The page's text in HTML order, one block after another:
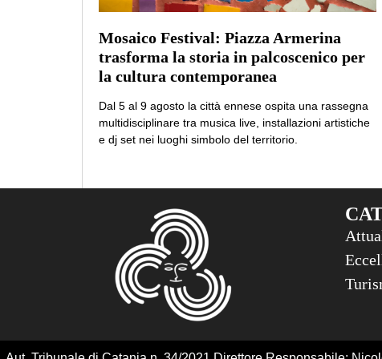
Mosaico Festival: Piazza Armerina
trasforma la storia in palcoscenico per
la cultura contemporanea
Dal 5 al 9 agosto la città ennese ospita una rassegna
multidisciplinare tra musica live, installazioni artistiche
e dj set nei luoghi simbolo del territorio.